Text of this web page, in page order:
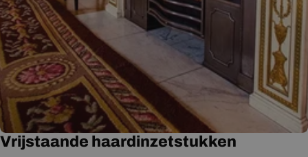
Vrijstaande haardinzetstukken